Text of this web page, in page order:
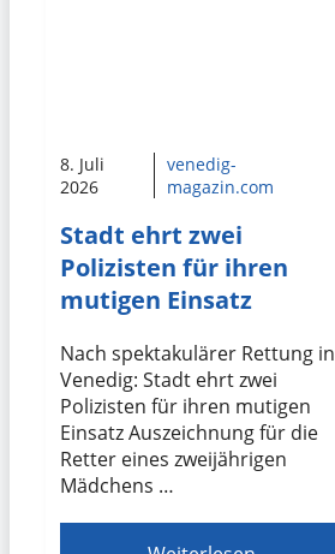
8. Juli
2026
venedig-
magazin.com
Stadt ehrt zwei
Polizisten für ihren
mutigen Einsatz
Nach spektakulärer Rettung in
Venedig: Stadt ehrt zwei
Polizisten für ihren mutigen
Einsatz Auszeichnung für die
Retter eines zweijährigen
Mädchens …